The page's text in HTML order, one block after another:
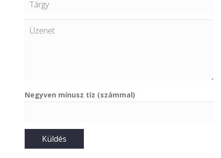
Negyven mínusz tíz (számmal)